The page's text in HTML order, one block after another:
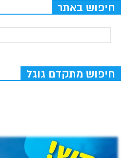
חיפוש באתר
חיפוש מתקדם גוגל